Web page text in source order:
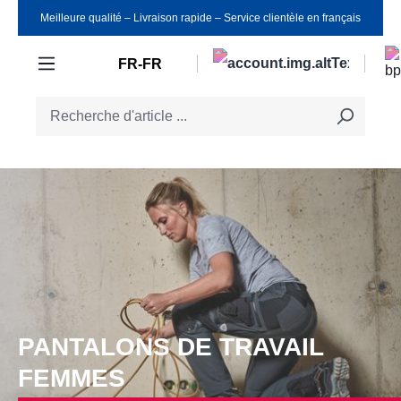
Passer au contenu principal
Meilleure qualité ‒ Livraison rapide ‒ Service clientèle en français
FR-FR
PANTALONS DE TRAVAIL
FEMMES